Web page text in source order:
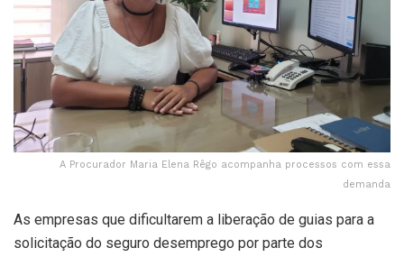
A Procurador Maria Elena Rêgo acompanha processos com essa
demanda
As empresas que dificultarem a liberação de guias para a
solicitação do seguro desemprego por parte dos